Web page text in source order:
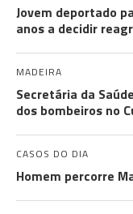
Jovem deportado
anos a decidir
MADEIRA
Secretária da
dos bombeiros no
CASOS DO DIA
Homem percorre